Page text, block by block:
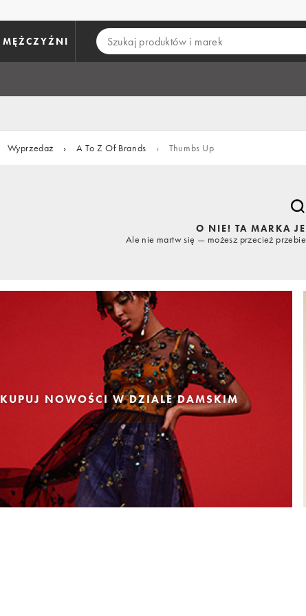
MĘŻCZYŹNI
Wyprzedaż › A To Z Of Brands › Thumbs Up
O NIE! TA MARKA
Ale nie martw się — możesz przecież
KUPUJ NOWOŚCI W DZIALE DAMSKIM